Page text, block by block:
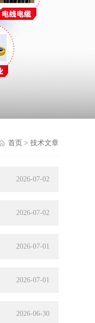
首页 > 技术文章
2026-07-02
2026-07-02
2026-07-01
2026-07-01
2026-06-30